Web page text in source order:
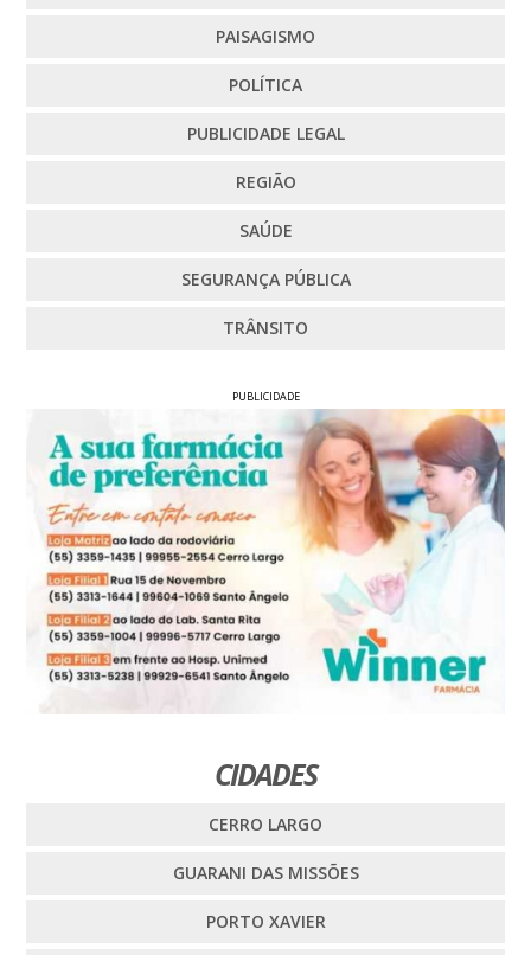
PAISAGISMO
POLÍTICA
PUBLICIDADE LEGAL
REGIÃO
SAÚDE
SEGURANÇA PÚBLICA
TRÂNSITO
PUBLICIDADE
CIDADES
CERRO LARGO
GUARANI DAS MISSÕES
PORTO XAVIER